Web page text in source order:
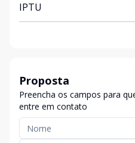
IPTU
Proposta
Preencha os campos para
entre em contato